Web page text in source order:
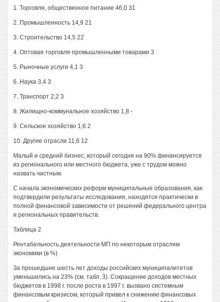
1. Торговля, общественное питание 46,0 31
2. Промышленность 14,9 21
3. Строительство 14,5 22
4. Оптовая торговля промышленными товарами 3
5. Рыночные услуги 4,1 3
6. Наука 3,4 3
7. Транспорт 2,2 3
8. Жилищно-коммунальное хозяйство 1,8 -
9. Сельское хозяйство 1,6 2
10. Другие отрасли 11,6 12
Малый и средний бизнес, который сегодня на 90% финансируется
из регионального или местного бюджета, уже с трудом можно
назвать частным.
С начала экономических реформ муниципальные образования, как
подтвердили результаты исследования, находятся практически в
полной финансовой зависимости от решений федерального центра
и региональных правительств.
Таблица 2
Рентабельность деятельности МП по некоторым отраслям
экономики (в %)
За прошедшие шесть лет доходы российских муниципалитетов
уменьшились на 23% (см. табл. 3). Сокращение доходов местных
бюджетов в 1998 г. после роста в 1997 г. вызвано системным
финансовым кризисом, который привел к снижению финансовых